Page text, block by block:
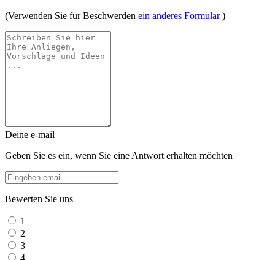
(Verwenden Sie für Beschwerden ein anderes Formular)
Deine e-mail
Geben Sie es ein, wenn Sie eine Antwort erhalten möchten
Bewerten Sie uns
1
2
3
4